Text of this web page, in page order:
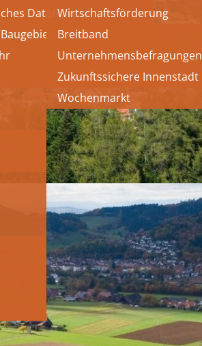
Datenportal
Wirtschaftsförderung
Breitband
Unternehmensbefragungen
Zukunftssichere Innenstadt
Wochenmarkt